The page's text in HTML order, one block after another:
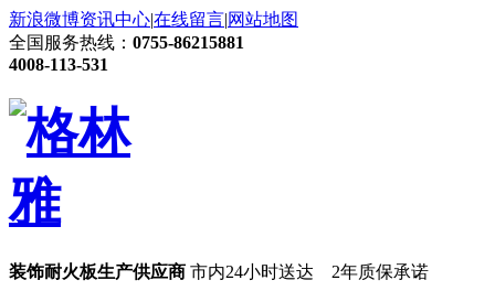
新浪微博资讯中心|在线留言|网站地图
全国服务热线： 0755-86215881
4008-113-531
装饰耐火板生产供应商 市内24小时送达 2年质保承诺